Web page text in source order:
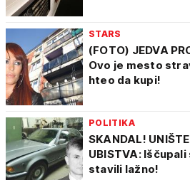
STARS
(FOTO) JEDVA
Ovo je mesto
hteo da kupi!
POLITIKA
SKANDAL!
UBISTVA:
stavili lažno!